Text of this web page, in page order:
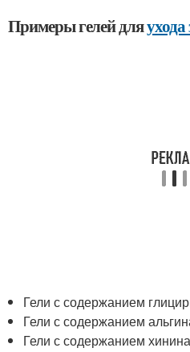
Примеры гелей для
Гели с содержанием
Гели с содержанием
Гели с содержанием хинина